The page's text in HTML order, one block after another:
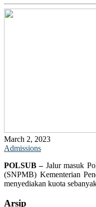
March 2, 2023
Admissions
POLSUB –Jalur masuk
(SNPMB) Kementerian
menyediakan kuota
Arsip